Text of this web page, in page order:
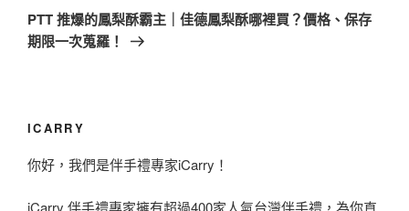
一
篇
PTT 推爆的鳳梨酥霸主｜佳德鳳梨酥哪裡買？價格、保存
期限一次蒐羅！
ICARRY
你好，我們是伴手禮專家iCarry！
iCarry 伴手禮專家擁有超過400家人氣台灣伴手禮，為你直